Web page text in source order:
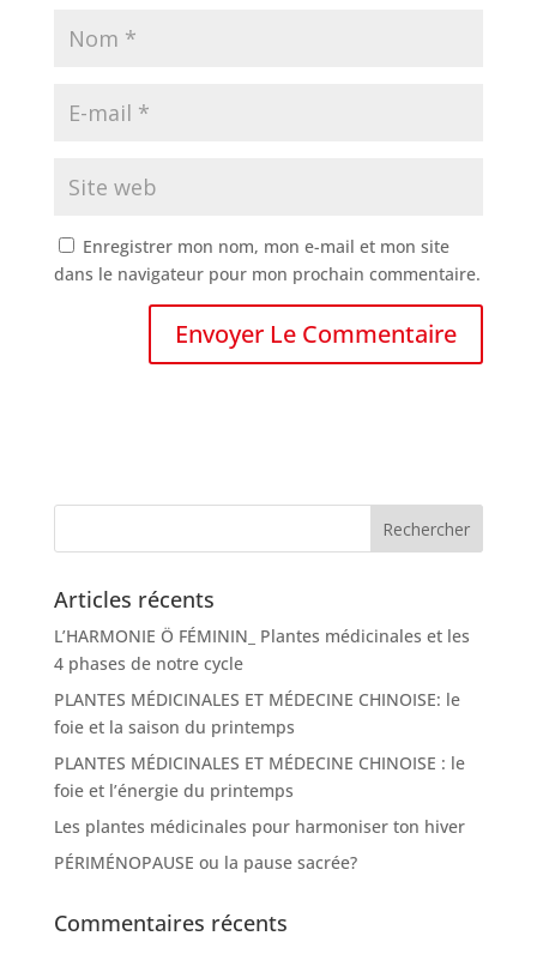
Enregistrer mon nom, mon e-mail et mon site
dans le navigateur pour mon prochain commentaire.
Articles récents
L’HARMONIE Ö FÉMININ_ Plantes médicinales et les
4 phases de notre cycle
PLANTES MÉDICINALES ET MÉDECINE CHINOISE: le
foie et la saison du printemps
PLANTES MÉDICINALES ET MÉDECINE CHINOISE : le
foie et l’énergie du printemps
Les plantes médicinales pour harmoniser ton hiver
PÉRIMÉNOPAUSE ou la pause sacrée?
Commentaires récents